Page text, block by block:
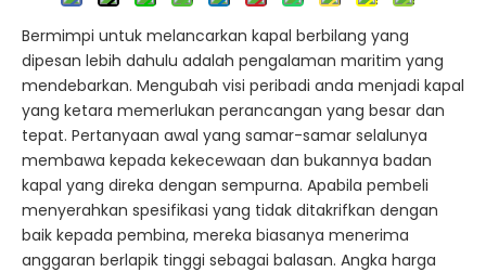
Bermimpi untuk melancarkan kapal berbilang yang
dipesan lebih dahulu adalah pengalaman maritim yang
mendebarkan. Mengubah visi peribadi anda menjadi kapal
yang ketara memerlukan perancangan yang besar dan
tepat. Pertanyaan awal yang samar-samar selalunya
membawa kepada kekecewaan dan bukannya badan
kapal yang direka dengan sempurna. Apabila pembeli
menyerahkan spesifikasi yang tidak ditakrifkan dengan
baik kepada pembina, mereka biasanya menerima
anggaran berlapik tinggi sebagai balasan. Angka harga